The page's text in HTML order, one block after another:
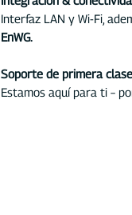
Interfaz LAN y Wi-Fi,
EnWG.
Soporte de primera
Estamos aquí para ti –